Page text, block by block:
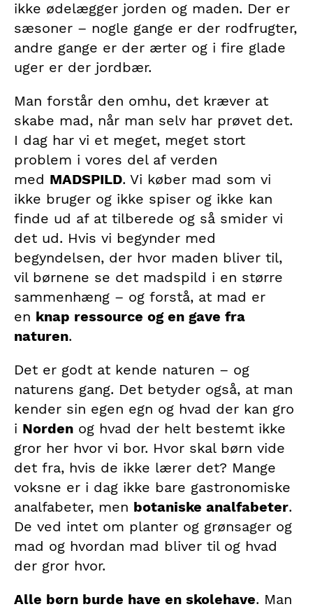
ikke ødelægger jorden og maden. Der er
sæsoner – nogle gange er der rodfrugter,
andre gange er der ærter og i fire glade
uger er der jordbær.
Man forstår den omhu, det kræver at
skabe mad, når man selv har prøvet det.
I dag har vi et meget, meget stort
problem i vores del af verden
med MADSPILD. Vi køber mad som vi
ikke bruger og ikke spiser og ikke kan
finde ud af at tilberede og så smider vi
det ud. Hvis vi begynder med
begyndelsen, der hvor maden bliver til,
vil børnene se det madspild i en større
sammenhæng – og forstå, at mad er
en knap ressource og en gave fra
naturen.
Det er godt at kende naturen – og
naturens gang. Det betyder også, at man
kender sin egen egn og hvad der kan gro
i Norden og hvad der helt bestemt ikke
gror her hvor vi bor. Hvor skal børn vide
det fra, hvis de ikke lærer det? Mange
voksne er i dag ikke bare gastronomiske
analfabeter, men botaniske analfabeter.
De ved intet om planter og grønsager og
mad og hvordan mad bliver til og hvad
der gror hvor.
Alle børn burde have en skolehave. Man